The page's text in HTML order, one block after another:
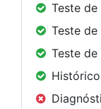
Teste
Teste
Teste